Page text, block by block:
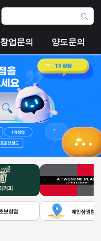
창업문의 양도문의